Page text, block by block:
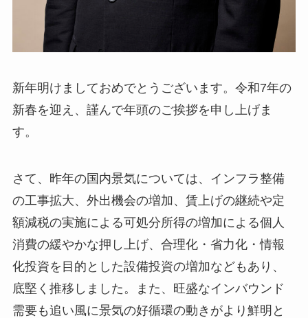
新年明けましておめでとうございます。令和7年の
新春を迎え、謹んで年頭のご挨拶を申し上げま
す。
さて、昨年の国内景気については、インフラ整備
の工事拡大、外出機会の増加、賃上げの継続や定
額減税の実施による可処分所得の増加による個人
消費の緩やかな押し上げ、合理化・省力化・情報
化投資を目的とした設備投資の増加などもあり、
底堅く推移しました。また、旺盛なインバウンド
需要も追い風に景気の好循環の動きがより鮮明と